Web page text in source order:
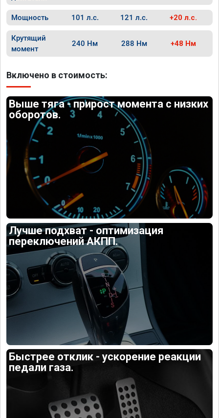
Мощность 101 л.с. 121 л.с. +20 л.с.
Крутящий
момент
240 Нм 288 Нм +48 Нм
Включено в стоимость:
Выше тяга - прирост момента с низких
оборотов.
Лучше подхват - оптимизация
переключений АКПП.
Быстрее отклик - ускорение реакции
педали газа.